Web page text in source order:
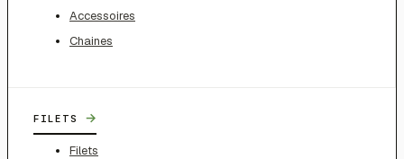
Accessoires
Chaines
FILETS →
Filets